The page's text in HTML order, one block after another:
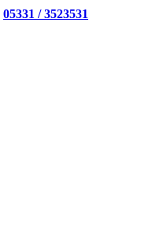
05331 / 3523531